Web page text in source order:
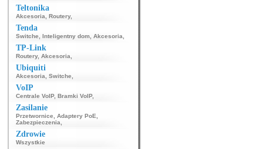
Teltonika
Akcesoria Routery,
Tenda
Switche Inteligentny dom Akcesoria
TP-Link
Routery, Akcesoria
Ubiquiti
Akcesoria Switche
VoIP
Centrale VoIP, Bramki VoIP,
Zasilanie
Przetwornice Adaptery PoE
Zabezpieczenia
Zdrowie
Wszystkie